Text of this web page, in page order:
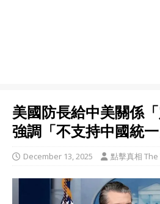
美國防長給中美關係
強調「不支持中國統
December 13, 2025 點擊真相